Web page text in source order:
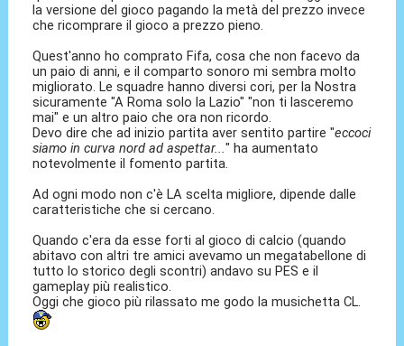
la versione del gioco pagando la metà del prezzo invece
che ricomprare il gioco a prezzo pieno.
Quest'anno ho comprato Fifa, cosa che non facevo da
un paio di anni, e il comparto sonoro mi sembra molto
migliorato. Le squadre hanno diversi cori, per la Nostra
sicuramente "A Roma solo la Lazio" "non ti lasceremo
mai" e un altro paio che ora non ricordo.
Devo dire che ad inizio partita aver sentito partire "eccoci
siamo in curva nord ad aspettar..." ha aumentato
notevolmente il fomento partita.
Ad ogni modo non c'è LA scelta migliore, dipende dalle
caratteristiche che si cercano.
Quando c'era da esse forti al gioco di calcio (quando
abitavo con altri tre amici avevamo un megatabellone di
tutto lo storico degli scontri) andavo su PES e il
gameplay più realistico.
Oggi che gioco più rilassato me godo la musichetta CL.